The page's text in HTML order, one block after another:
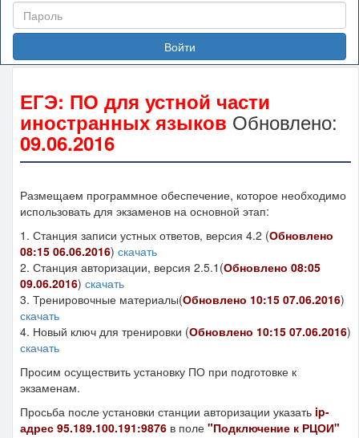
Войти
ЕГЭ: ПО для устной части
иностранных языков Обновлено:
09.06.2016
Размещаем программное обеспечение, которое необходимо
использовать для экзаменов на основной этап:
1. Станция записи устных ответов, версия 4.2 (Обновлено
08:15 06.06.2016) скачать
2. Станция авторизации, версия 2.5.1(Обновлено 08:05
09.06.2016) скачать
3. Тренировочные материалы(Обновлено 10:15 07.06.2016)
скачать
4. Новый ключ для тренировки (Обновлено 10:15 07.06.2016)
скачать
Просим осуществить установку ПО при подготовке к
экзаменам.
Просьба после установки станции авторизации указать ip-
адрес 95.189.100.191:9876 в поле "Подключение к РЦОИ"